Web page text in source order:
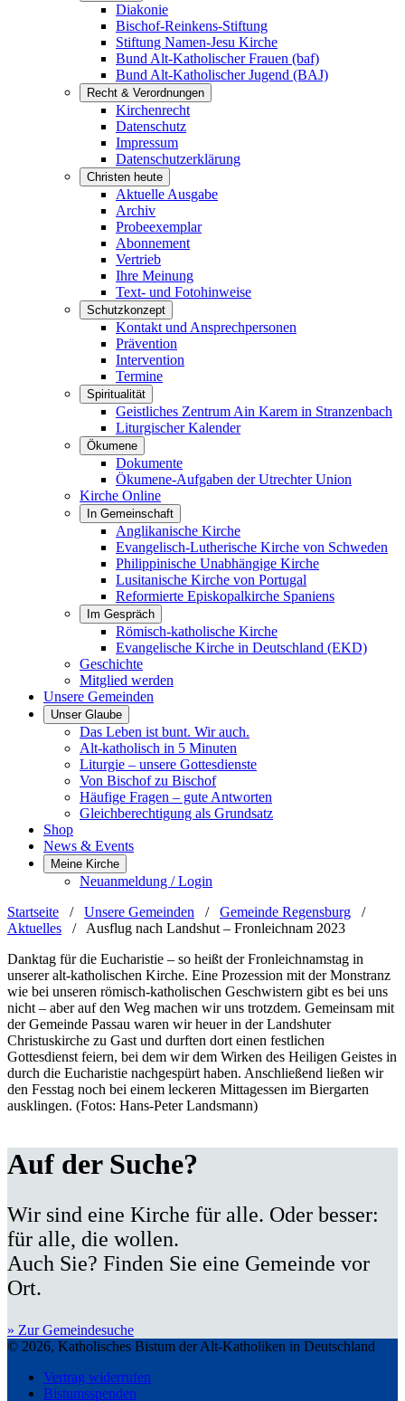
Diakonie
Bischof-Reinkens-Stiftung
Stiftung Namen-Jesu Kirche
Bund Alt-Katholischer Frauen (baf)
Bund Alt-Katholischer Jugend (BAJ)
Recht & Verordnungen
Kirchenrecht
Datenschutz
Impressum
Datenschutzerklärung
Christen heute
Aktuelle Ausgabe
Archiv
Probeexemplar
Abonnement
Vertrieb
Ihre Meinung
Text- und Fotohinweise
Schutzkonzept
Kontakt und Ansprechpersonen
Prävention
Intervention
Termine
Spiritualität
Geistliches Zentrum Ain Karem in Stranzenbach
Liturgischer Kalender
Ökumene
Dokumente
Ökumene-Aufgaben der Utrechter Union
Kirche Online
In Gemeinschaft
Anglikanische Kirche
Evangelisch-Lutherische Kirche von Schweden
Philippinische Unabhängige Kirche
Lusitanische Kirche von Portugal
Reformierte Episkopalkirche Spaniens
Im Gespräch
Römisch-katholische Kirche
Evangelische Kirche in Deutschland (EKD)
Geschichte
Mitglied werden
Unsere Gemeinden
Unser Glaube
Das Leben ist bunt. Wir auch.
Alt-katholisch in 5 Minuten
Liturgie – unsere Gottesdienste
Von Bischof zu Bischof
Häufige Fragen – gute Antworten
Gleichberechtigung als Grundsatz
Shop
News & Events
Meine Kirche
Neuanmeldung / Login
Startseite / Unsere Gemeinden / Gemeinde Regensburg /
Aktuelles / Ausflug nach Landshut – Fronleichnam 2023
Danktag für die Eucharistie – so heißt der Fronleichnamstag in
unserer alt-katholischen Kirche. Eine Prozession mit der Monstranz
wie bei unseren römisch-katholischen Geschwistern gibt es bei uns
nicht – aber auf den Weg machen wir uns trotzdem. Gemeinsam mit
der Gemeinde Passau waren wir heuer in der Landshuter
Christuskirche zu Gast und durften dort einen festlichen
Gottesdienst feiern, bei dem wir dem Wirken des Heiligen Geistes in
durch die Eucharistie nachgespürt haben. Anschließend ließen wir
den Fesstag noch bei einem leckeren Mittagessen im Biergarten
ausklingen. (Fotos: Hans-Peter Landsmann)
Auf der Suche?
Wir sind eine Kirche für alle. Oder besser:
für alle, die wollen.
Auch Sie? Finden Sie eine Gemeinde vor
Ort.
» Zur Gemeindesuche
© 2026, Katholisches Bistum der Alt-Katholiken in Deutschland
Vertrag widerrufen
Bistumsspenden